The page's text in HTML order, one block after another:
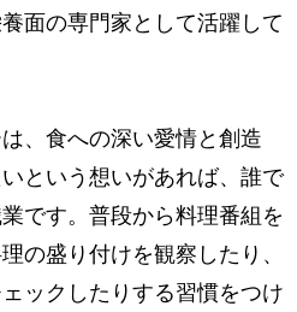
面の専門家として活躍して
、食への深い愛情と創造
という想いがあれば、誰で
です。普段から料理番組を
の盛り付けを観察したり、
ックしたりする習慣をつけ